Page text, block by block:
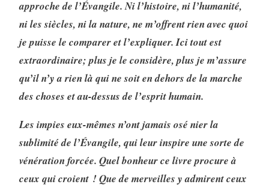
approche de l’Évangile. Ni l’histoire, ni l’humanité,
ni les siècles, ni la nature, ne m’offrent rien avec quoi
je puisse le com­parer et l’expliquer. Ici tout est
extraordinaire; plus je le considère, plus je m’assure
qu’il n’y a rien là qui ne soit en dehors de la marche
des choses et au-dessus de l’esprit humain.
Les impies eux-mêmes n’ont jamais osé nier la
sublimité de l’Évangile, qui leur inspire une sorte de
véné­ration forcée. Quel bonheur ce livre procure à
ceux qui croient ! Que de merveilles y admirent ceux